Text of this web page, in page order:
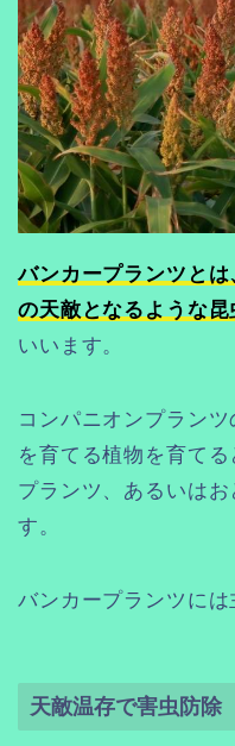
バンカープランツと
の天敵となるような
いいます。
コンパニオンプラン
を育てる植物を育て
プランツ、あるいは
す。
バンカープランツには
天敵温存で害虫防除